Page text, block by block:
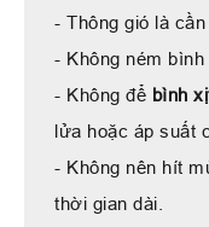
- Thông gió là
- Không ném bình
- Không để bình
lửa hoặc áp suất
- Không nên hít
thời gian dài.